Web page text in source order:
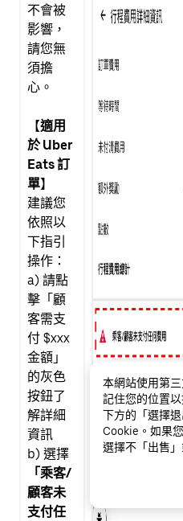
不會被
影響，
請您無
須擔
心。
【適用
於 Uber
Eats 訂
單】
建議您
依照以
下指引
操作：
a) 請點
擊「顧
客需支
付 $xxx
金額」
的灰色
按鈕了
解詳細
資訊
b) 選擇
「乘客/
顧客未
支付任
本網站使用第
記住您的位置
下方的「選擇
Cookie。如果
選擇不「出售